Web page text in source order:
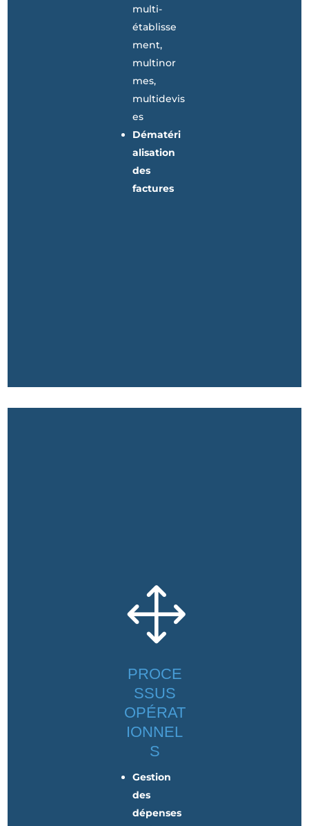
multi-
établisse
ment,
multinor
mes,
multidevis
es
Dématéri
alisation
des
factures
1
PROCE
SSUS
OPÉRAT
IONNEL
S
Gestion
des
dépenses